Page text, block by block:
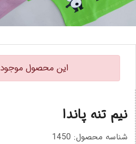
این محصول
نیم تنه پاندا
شناسه محصول: 1450